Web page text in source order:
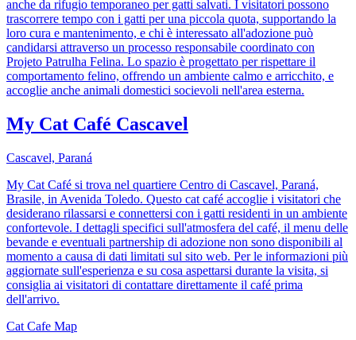
anche da rifugio temporaneo per gatti salvati. I visitatori possono
trascorrere tempo con i gatti per una piccola quota, supportando la
loro cura e mantenimento, e chi è interessato all'adozione può
candidarsi attraverso un processo responsabile coordinato con
Projeto Patrulha Felina. Lo spazio è progettato per rispettare il
comportamento felino, offrendo un ambiente calmo e arricchito, e
accoglie anche animali domestici socievoli nell'area esterna.
My Cat Café Cascavel
Cascavel, Paraná
My Cat Café si trova nel quartiere Centro di Cascavel, Paraná,
Brasile, in Avenida Toledo. Questo cat café accoglie i visitatori che
desiderano rilassarsi e connettersi con i gatti residenti in un ambiente
confortevole. I dettagli specifici sull'atmosfera del café, il menu delle
bevande e eventuali partnership di adozione non sono disponibili al
momento a causa di dati limitati sul sito web. Per le informazioni più
aggiornate sull'esperienza e su cosa aspettarsi durante la visita, si
consiglia ai visitatori di contattare direttamente il café prima
dell'arrivo.
Cat Cafe Map